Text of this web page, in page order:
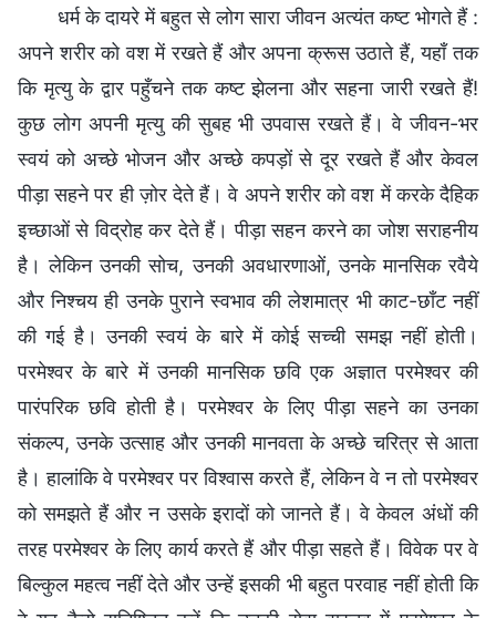
धर्म के दायरे में बहुत से लोग सारा जीवन अत्यंत कष्ट भोगते हैं :
अपने शरीर को वश में रखते हैं और अपना क्रूस उठाते हैं, यहाँ तक
कि मृत्यु के द्वार पहुँचने तक कष्ट झेलना और सहना जारी रखते हैं!
कुछ लोग अपनी मृत्यु की सुबह भी उपवास रखते हैं। वे जीवन-भर
स्वयं को अच्छे भोजन और अच्छे कपड़ों से दूर रखते हैं और केवल
पीड़ा सहने पर ही ज़ोर देते हैं। वे अपने शरीर को वश में करके दैहिक
इच्छाओं से विद्रोह कर देते हैं। पीड़ा सहन करने का जोश सराहनीय
है। लेकिन उनकी सोच, उनकी अवधारणाओं, उनके मानसिक रवैये
और निश्चय ही उनके पुराने स्वभाव की लेशमात्र भी काट-छाँट नहीं
की गई है। उनकी स्वयं के बारे में कोई सच्ची समझ नहीं होती।
परमेश्वर के बारे में उनकी मानसिक छवि एक अज्ञात परमेश्वर की
पारंपरिक छवि होती है। परमेश्वर के लिए पीड़ा सहने का उनका
संकल्प, उनके उत्साह और उनकी मानवता के अच्छे चरित्र से आता
है। हालांकि वे परमेश्वर पर विश्वास करते हैं, लेकिन वे न तो परमेश्वर
को समझते हैं और न उसके इरादों को जानते हैं। वे केवल अंधों की
तरह परमेश्वर के लिए कार्य करते हैं और पीड़ा सहते हैं। विवेक पर वे
बिल्कुल महत्व नहीं देते और उन्हें इसकी भी बहुत परवाह नहीं होती कि